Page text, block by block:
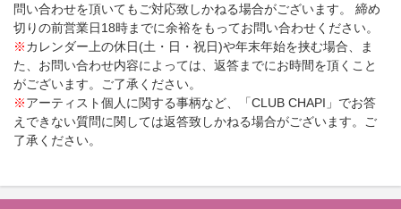
問い合わせを頂いてもご対応致しかねる場合がございます。 締め
切りの前営業日18時までに余裕をもってお問い合わせください。
※カレンダー上の休日(土・日・祝日)や年末年始を挟む場合、ま
た、お問い合わせ内容によっては、返答までにお時間を頂くこと
がございます。ご了承ください。
※アーティスト個人に関する事柄など、「CLUB CHAPI」でお答
えできない質問に関しては返答致しかねる場合がございます。ご
了承ください。